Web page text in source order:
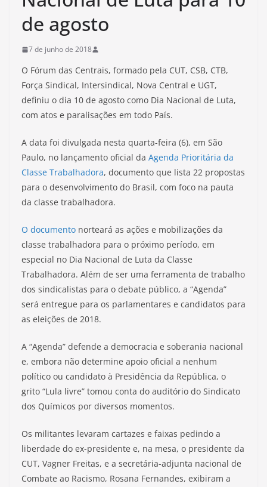
de agosto
7 de junho de 2018
O Fórum das Centrais, formado pela CUT, CSB, CTB,
Força Sindical, Intersindical, Nova Central e UGT,
definiu o dia 10 de agosto como Dia Nacional de Luta,
com atos e paralisações em todo País.
A data foi divulgada nesta quarta-feira (6), em São
Paulo, no lançamento oficial da Agenda Prioritária da
Classe Trabalhadora, documento que lista 22 propostas
para o desenvolvimento do Brasil, com foco na pauta
da classe trabalhadora.
O documento norteará as ações e mobilizações da
classe trabalhadora para o próximo período, em
especial no Dia Nacional de Luta da Classe
Trabalhadora. Além de ser uma ferramenta de trabalho
dos sindicalistas para o debate público, a “Agenda”
será entregue para os parlamentares e candidatos para
as eleições de 2018.
A “Agenda” defende a democracia e soberania nacional
e, embora não determine apoio oficial a nenhum
político ou candidato à Presidência da República, o
grito “Lula livre” tomou conta do auditório do Sindicato
dos Químicos por diversos momentos.
Os militantes levaram cartazes e faixas pedindo a
liberdade do ex-presidente e, na mesa, o presidente da
CUT, Vagner Freitas, e a secretária-adjunta nacional de
Combate ao Racismo, Rosana Fernandes, exibiram a